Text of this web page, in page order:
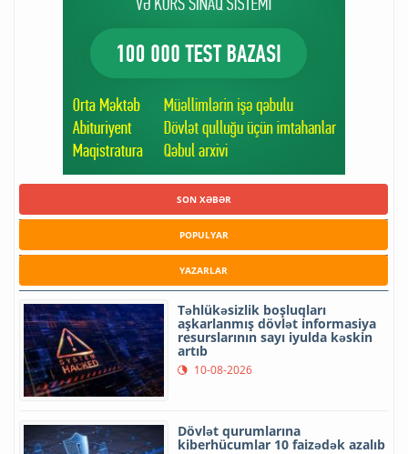
SON XƏBƏR
POPULYAR
YAZARLAR
Təhlükəsizlik boşluqları
aşkarlanmış dövlət informasiya
resurslarının sayı iyulda kəskin
artıb
10-08-2026
Dövlət qurumlarına
kiberhücumlar 10 faizədək azalıb